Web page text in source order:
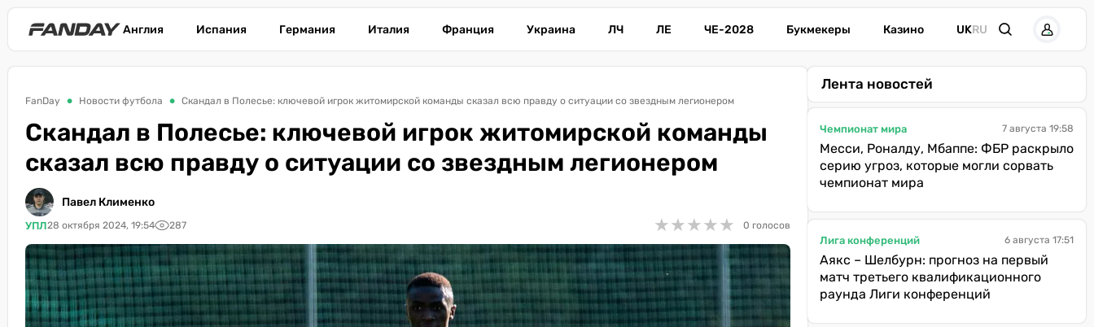
Англия Испания Германия Италия Франция Украина ЛЧ ЛЕ ЧЕ-2028 Букмекеры Казино UKRU
FanDay Новости футбола Скандал в Полесье: ключевой игрок житомирской команды сказал всю правду о ситуации со звездным легионером
Скандал в Полесье: ключевой игрок житомирской команды
сказал всю правду о ситуации со звездным легионером
Павел Клименко
УПЛ28 октября 2024, 19:54 287 ★★★★★
★★★★★ 0 голосов
Лента новостей
Чемпионат мира 7 августа 19:58
Месси, Роналду, Мбаппе: ФБР раскрыло
серию угроз, которые могли сорвать
чемпионат мира
Лига конференций 6 августа 17:51
Аякс – Шелбурн: прогноз на первый
матч третьего квалификационного
раунда Лиги конференций